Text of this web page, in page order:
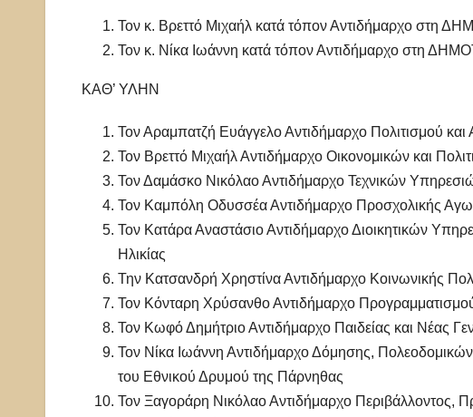
Τον κ. Βρεττό Μιχαήλ κατά τόπον Αντιδήμαρχο
Τον κ. Νίκα Ιωάννη κατά τόπον Αντιδήμαρχο
ΚΑΘ’ ΥΛΗΝ
Τον Αραμπατζή Ευάγγελο Αντιδήμαρχο Πολιτισμού και
Τον Βρεττό Μιχαήλ Αντιδήμαρχο Οικονομικών και
Τον Δαμάσκο Νικόλαο Αντιδήμαρχο Τεχνικών
Τον Καμπόλη Οδυσσέα Αντιδήμαρχο Προσχολικής
Τον Κατάρα Αναστάσιο Αντιδήμαρχο Διοικητικών
Ηλικίας
Την Κατσανδρή Χρηστίνα Αντιδήμαρχο Κοινωνικής
Τον Κόνταρη Χρύσανθο Αντιδήμαρχο
Τον Κωφό Δημήτριο Αντιδήμαρχο Παιδείας και Νέας
Τον Νίκα Ιωάννη Αντιδήμαρχο Δόμησης,
του Εθνικού Δρυμού της Πάρνηθας
Τον Ξαγοράρη Νικόλαο Αντιδήμαρχο Περιβάλλοντος,